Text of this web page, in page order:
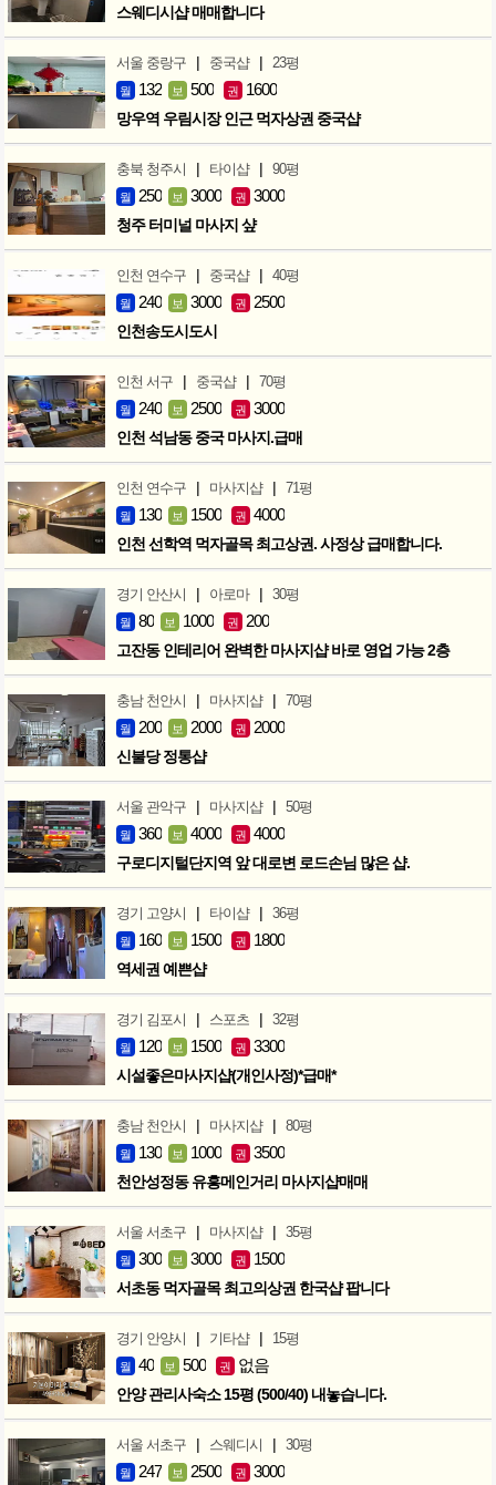
스웨디시샵 매매합니다
서울 중랑구 | 중국샵 | 23평
월 132 보 500 권 1600
망우역 우림시장 인근 먹자상권 중국샵
충북 청주시 | 타이샵 | 90평
월 250 보 3000 권 3000
청주 터미널 마사지 샾
인천 연수구 | 중국샵 | 40평
월 240 보 3000 권 2500
인천송도시도시
인천 서구 | 중국샵 | 70평
월 240 보 2500 권 3000
인천 석남동 중국 마사지.급매
인천 연수구 | 마사지샵 | 71평
월 130 보 1500 권 4000
인천 선학역 먹자골목 최고상권. 사정상 급매합니다.
경기 안산시 | 아로마 | 30평
월 80 보 1000 권 200
고잔동 인테리어 완벽한 마사지샵 바로 영업 가능 2층
충남 천안시 | 마사지샵 | 70평
월 200 보 2000 권 2000
신불당 정통샵
서울 관악구 | 마사지샵 | 50평
월 360 보 4000 권 4000
구로디지털단지역 앞 대로변 로드손님 많은 샵.
경기 고양시 | 타이샵 | 36평
월 160 보 1500 권 1800
역세권 예쁜샵
경기 김포시 | 스포츠 | 32평
월 120 보 1500 권 3300
시설좋은마사지샵(개인사정)*급매*
충남 천안시 | 마사지샵 | 80평
월 130 보 1000 권 3500
천안성정동 유흥메인거리 마사지샵매매
서울 서초구 | 마사지샵 | 35평
월 300 보 3000 권 1500
서초동 먹자골목 최고의상권 한국샵 팝니다
경기 안양시 | 기타샵 | 15평
월 40 보 500 권 없음
안양 관리사숙소 15평 (500/40) 내놓습니다.
서울 서초구 | 스웨디시 | 30평
월 247 보 2500 권 3000